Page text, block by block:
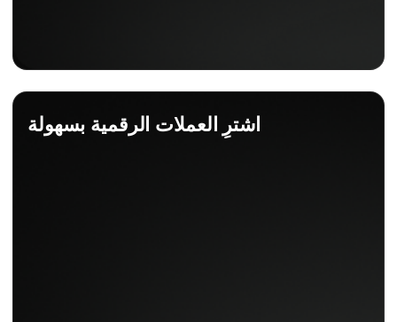
اشترِ العملات الرقمية بسهولة